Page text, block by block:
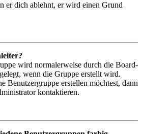
er dich ablehnt, er wird einen Grund
wird normalerweise durch die Board-
wenn die Gruppe erstellt wird.
Benutzergruppe erstellen möchtest, dann
kontaktieren.